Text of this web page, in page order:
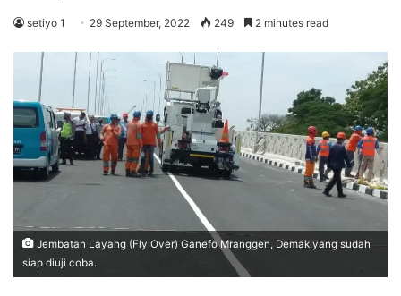
setiyo 1 29 September, 2022 249 2 minutes read
Jembatan Layang (Fly Over) Ganefo Mranggen, Demak yang sudah
siap diuji coba.